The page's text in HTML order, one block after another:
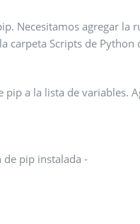
Necesitamos agregar la
carpeta Scripts de
a la lista de variables.
pip instalada -